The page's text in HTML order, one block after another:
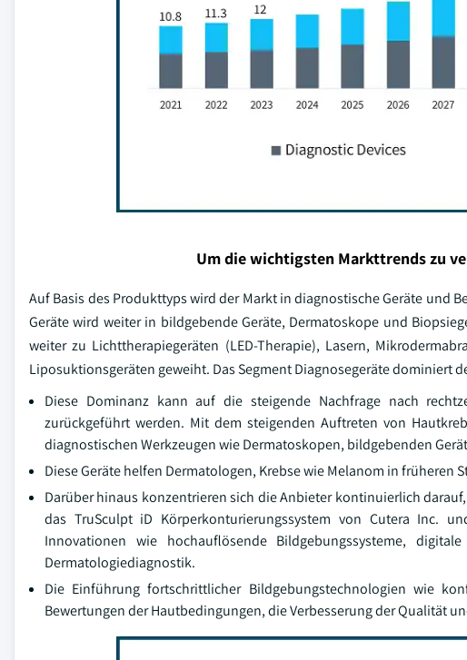
Um die wichtigsten Markttrends zu
Auf Basis des Produkttyps wird der Markt in diagnostische Geräte und
Geräte wird weiter in bildgebende Geräte, Dermatoskope und
weiter zu Lichttherapiegeräten (LED-Therapie), Lasern,
Liposuktionsgeräten geweiht. Das Segment Diagnosegeräte dominiert
Diese Dominanz kann auf die steigende Nachfrage nach
zurückgeführt werden. Mit dem steigenden Auftreten von
diagnostischen Werkzeugen wie Dermatoskopen, bildgebenden
Diese Geräte helfen Dermatologen, Krebse wie Melanom in früheren
Darüber hinaus konzentrieren sich die Anbieter kontinuierlich
das TruSculpt iD Körperkonturierungssystem von Cutera Inc.
Innovationen wie hochauflösende Bildgebungssysteme,
Dermatologiediagnostik.
Die Einführung fortschrittlicher Bildgebungstechnologien wie
Bewertungen der Hautbedingungen, die Verbesserung der Qualität